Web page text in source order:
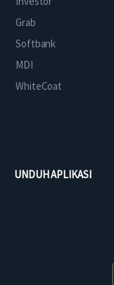
Grab
Softbank
MDI
WhiteCoat
UNDUH APLIKASI